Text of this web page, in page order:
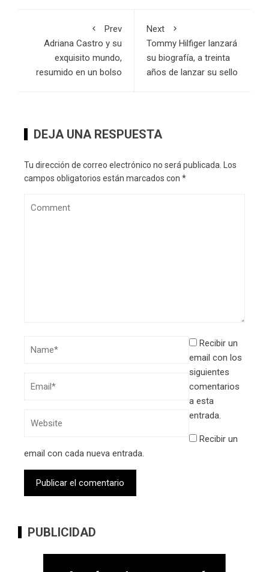
Prev
Adriana Castro y su
exquisito mundo,
resumido en un bolso
Next
Tommy Hilfiger lanzará
su biografía, a treinta
años de lanzar su sello
DEJA UNA RESPUESTA
Tu dirección de correo electrónico no será publicada.
Los
campos obligatorios están marcados con *
Recibir un
email con los
siguientes
comentarios
a esta
entrada.
Recibir un
email con cada nueva entrada.
PUBLICIDAD